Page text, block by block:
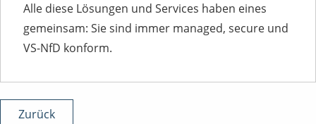
Alle diese Lösungen und Services haben eines
gemeinsam: Sie sind immer managed, secure und
VS-NfD konform.
Zurück